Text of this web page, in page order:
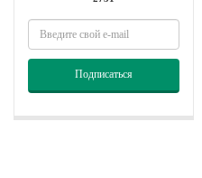
Подписаться